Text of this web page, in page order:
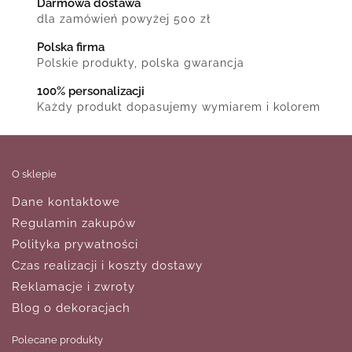
Darmowa dostawa
dla zamówień powyżej 500 zł
Polska firma
Polskie produkty, polska gwarancja
100% personalizacji
Każdy produkt dopasujemy wymiarem i kolorem
O sklepie
Dane kontaktowe
Regulamin zakupów
Polityka prywatności
Czas realizacji i koszty dostawy
Reklamacje i zwroty
Blog o dekoracjach
Polecane produkty